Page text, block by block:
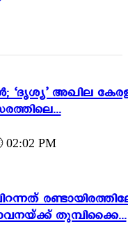
‘ദൃശ്യ’ അഖില
02:02 PM
തുമ്പിക്കൈ...